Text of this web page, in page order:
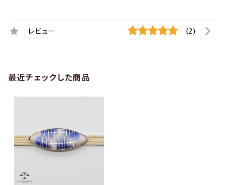
レビュー (2)
最近チェックした商品